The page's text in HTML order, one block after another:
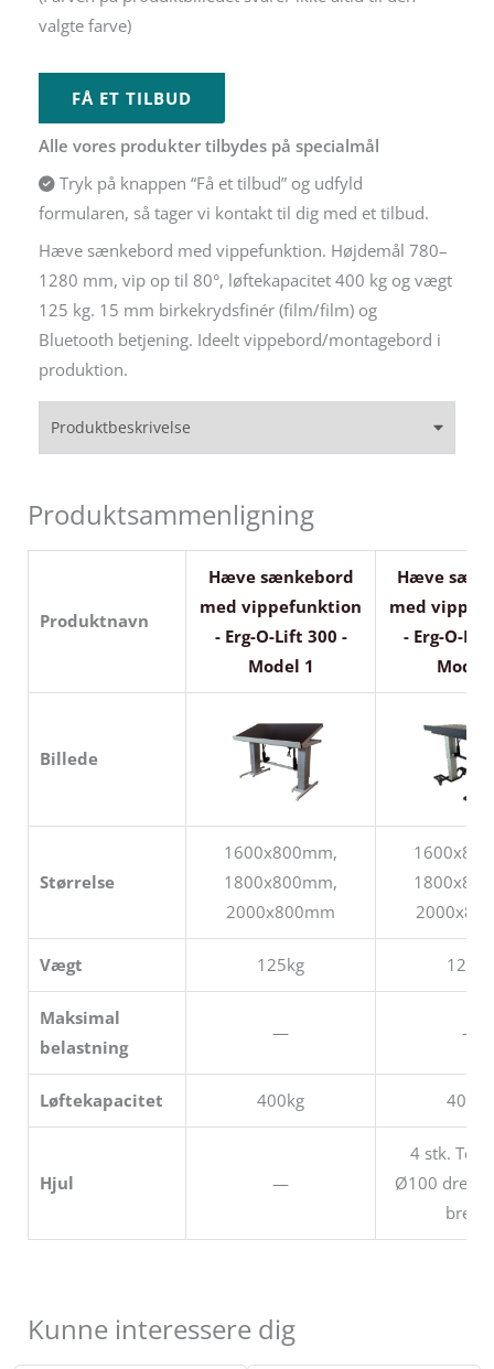
valgte farve)
FÅ ET TILBUD
Alle vores produkter tilbydes på specialmål
Tryk på knappen “Få et tilbud” og udfyld
formularen, så tager vi kontakt til dig med et tilbud.
Hæve sænkebord med vippefunktion. Højdemål 780–
1280 mm, vip op til 80°, løftekapacitet 400 kg og vægt
125 kg. 15 mm birkekrydsfinér (film/film) og
Bluetooth betjening. Ideelt vippebord/montagebord i
produktion.
Produktbeskrivelse
Produktsammenligning
Produktnavn
Hæve sænkebord
med vippefunktion
- Erg-O-Lift 300 -
Model 1
Hæve
med
- Erg-O-
Model
Billede
Størrelse
1600x800mm,
1800x800mm,
2000x800mm
Vægt 125kg 125kg
Maksimal
belastning
— —
Løftekapacitet 400kg 400kg
Hjul —
4 stk.
Ø100
brems
Kunne interessere dig